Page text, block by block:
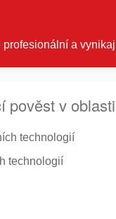
a
pověst v
technologií
technologií